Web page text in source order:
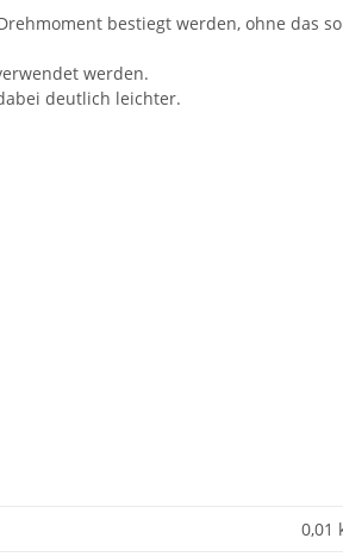
bestiegt werden, ohne das
werden.
deutlich leichter.
0,01